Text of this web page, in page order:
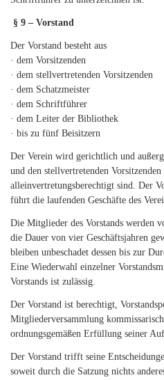
§ 9 – Vorstand
Der Vorstand besteht aus
· dem Vorsitzenden
· dem stellvertretenden Vorsitzenden
· dem Schatzmeister
· dem Schriftführer
· dem Leiter der Bibliothek
· bis zu fünf Beisitzern
Der Verein wird gerichtlich und
und den stellvertretenden
alleinvertretungsberechtigt sind. Der
führt die laufenden Geschäfte des
Die Mitglieder des Vorstands werden
die Dauer von vier Geschäftsjahren
bleiben unbeschadet dessen bis zur
Eine Wiederwahl einzelner
Vorstands ist zulässig.
Der Vorstand ist berechtigt,
Mitgliederversammlung
ordnungsgemäßen Erfüllung seiner
Der Vorstand trifft seine
soweit durch die Satzung nichts